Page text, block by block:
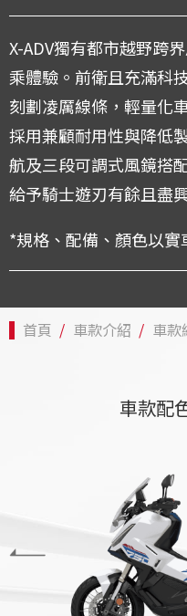
X-ADV獨有都市越野跨
乘體驗。前衛且充滿科
刻劃凌厲線條，輕量化
採用兼顧耐用性與降低
航及三段可調式風鏡搭
給予騎士遊刃有餘且盡
*規格、配備、顏色以實
首頁 車款介紹 車款
車款配